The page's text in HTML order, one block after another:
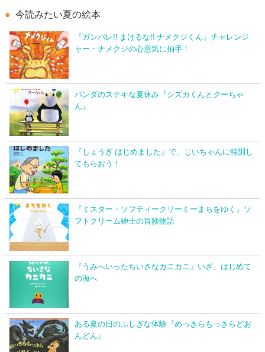
今読みたい夏の絵本
『ガンバレ!! まけるな!! ナメクジくん』チャレンジ
ャー・ナメクジの心意気に拍手！
パンダのステキな夏休み『シズカくんとクーちゃ
ん』
『しょうぎ はじめました』で、じいちゃんに特訓し
てもらおう！
『ミスター・ソフティークリーミーまちをゆく』ソ
フトクリーム紳士の冒険物語
『うみへいったちいさなカニカニ』いざ、はじめて
の海へ
ある夏の日のふしぎな体験『めっきらもっきらどお
んどん』